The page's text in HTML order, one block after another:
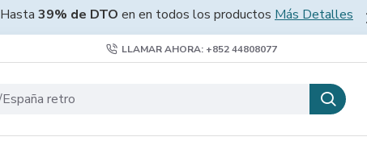
Hasta 39% de DTO en en todos los productos Más Detalles
LLAMAR AHORA: +852 44808077